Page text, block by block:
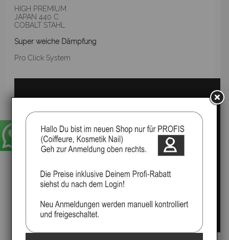
HIGH PREMIUM
JAPAN 440 C
COBALT STAHL
Super weiche Dämpfung
Pro Click System